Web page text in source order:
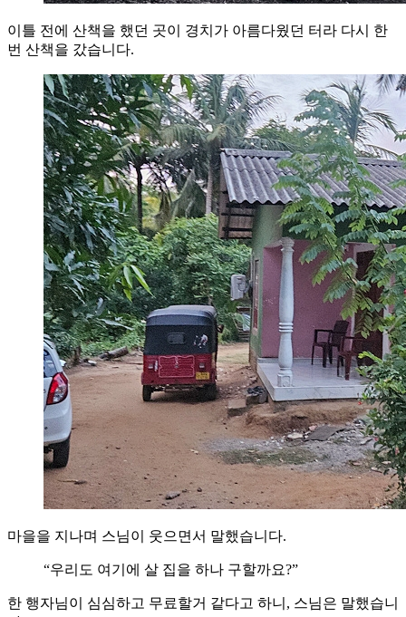
이틀 전에 산책을 했던 곳이 경치가 아름다웠던 터라 다시 한
번 산책을 갔습니다.
마을을 지나며 스님이 웃으면서 말했습니다.
“우리도 여기에 살 집을 하나 구할까요?”
한 행자님이 심심하고 무료할거 같다고 하니, 스님은 말했습니